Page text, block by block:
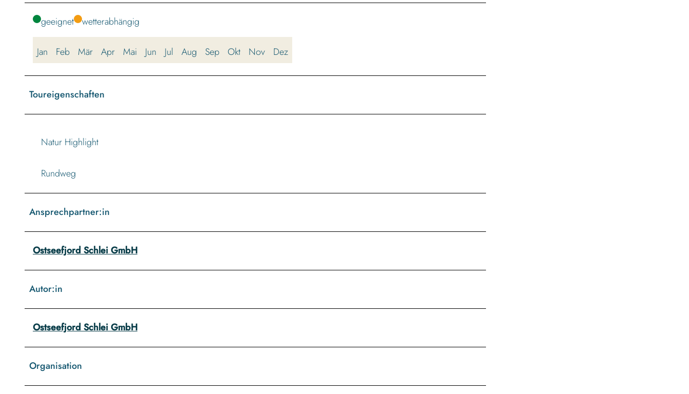
geeignet wetterabhängig
Jan Feb Mär Apr Mai Jun Jul Aug Sep Okt Nov Dez
Toureigenschaften
Natur Highlight
Rundweg
Ansprechpartner:in
Ostseefjord Schlei GmbH
Autor:in
Ostseefjord Schlei GmbH
Organisation